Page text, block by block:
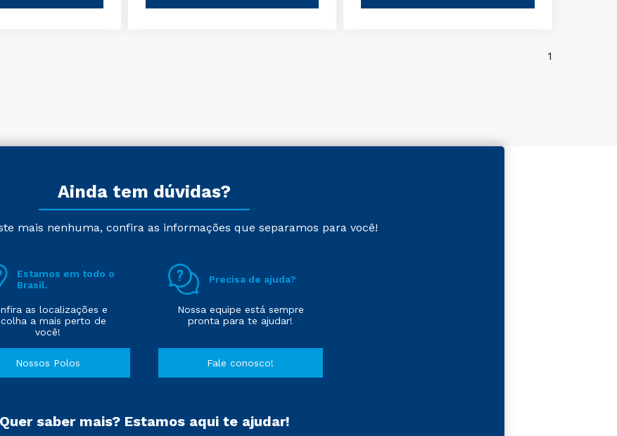
1
Ainda tem dúvidas?
mais nenhuma, confira as informações que separamos para você!
Estamos em todo o
Brasil.
as localizações e
a mais perto de
você!
Nossos Polos
Precisa de ajuda?
Nossa equipe está sempre
pronta para te ajudar!
Fale conosco!
Quer saber mais? Estamos aqui te ajudar!